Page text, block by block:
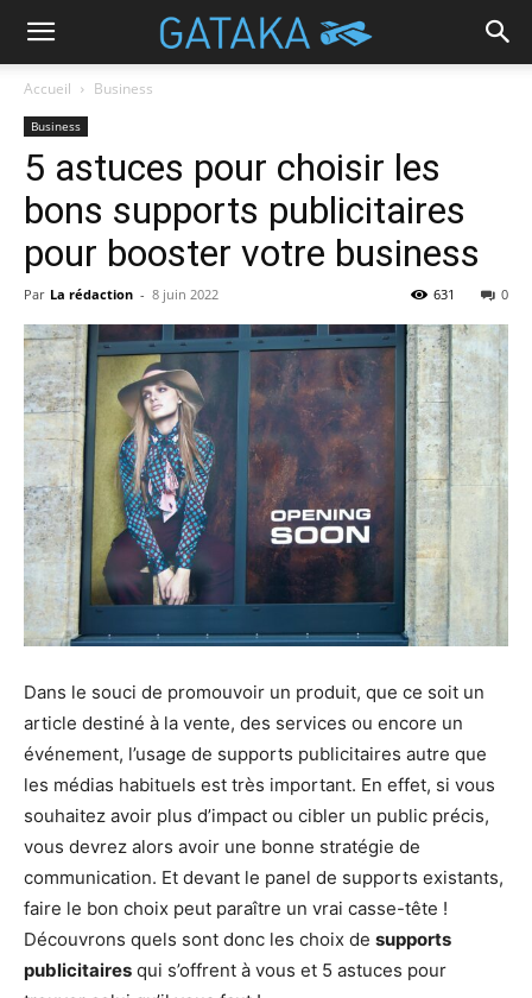
Accueil Business
Business
5 astuces pour choisir les
bons supports publicitaires
pour booster votre business
Par La rédaction - 8 juin 2022 0
631
Dans le souci de promouvoir un produit, que ce soit un
article destiné à la vente, des services ou encore un
événement, l’usage de supports publicitaires autre que
les médias habituels est très important. En effet, si vous
souhaitez avoir plus d’impact ou cibler un public précis,
vous devrez alors avoir une bonne stratégie de
communication. Et devant le panel de supports existants,
faire le bon choix peut paraître un vrai casse-tête !
Découvrons quels sont donc les choix de supports
publicitaires qui s’offrent à vous et 5 astuces pour